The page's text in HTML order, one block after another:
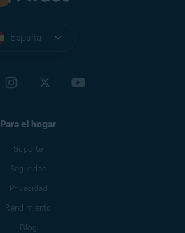
España
Para el hogar
Soporte
Seguridad
Privacidad
Rendimiento
Blog